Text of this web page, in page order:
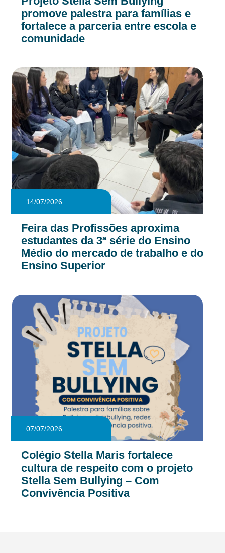
promove palestra para famílias e
fortalece a parceria entre escola e
comunidade
14/07/2026
Feira das Profissões aproxima
estudantes da 3ª série do Ensino
Médio do mercado de trabalho e do
Ensino Superior
07/07/2026
Colégio Stella Maris fortalece
cultura de respeito com o projeto
Stella Sem Bullying – Com
Convivência Positiva